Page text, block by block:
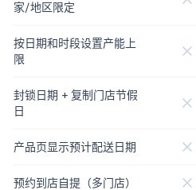
家/地区限定
按日期和时段设置产能上
限
封锁日期 + 复制门店节假
日
产品页显示预计配送日期
预约到店自提（多门店）